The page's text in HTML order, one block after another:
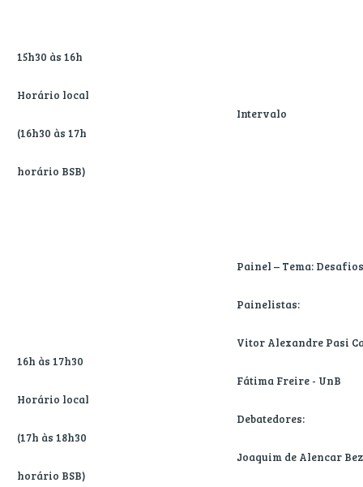
15h30 às 16h
Horário local
(16h30 às 17h
horário BSB)
Intervalo
16h às 17h30
Horário local
(17h às 18h30
horário BSB)
Painel – Tema:
Painelistas:
Vitor Alexandre Pasi
Fátima Freire - UnB
Debatedores:
Joaquim de Alencar